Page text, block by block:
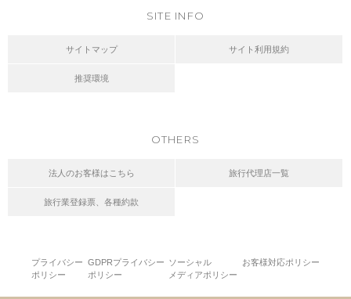
SITE INFO
サイトマップ サイト利用規約
推奨環境
OTHERS
法人のお客様はこちら 旅行代理店一覧
旅行業登録票、各種約款
プライバシー
ポリシー
GDPRプライバシー
ポリシー
ソーシャル
メディアポリシー
お客様対応ポリシー